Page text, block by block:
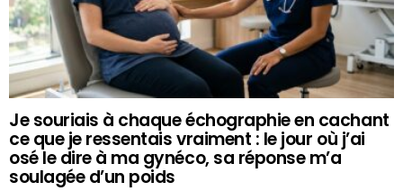
Je souriais à chaque échographie en cachant
ce que je ressentais vraiment : le jour où j’ai
osé le dire à ma gynéco, sa réponse m’a
soulagée d’un poids